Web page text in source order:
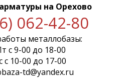
на Орехово
062-42-80
металлобазы:
с 9-00 до 18-00
с 10-00 до 17-00
td@yandex.ru